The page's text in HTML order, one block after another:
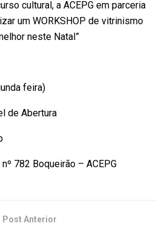
cultural, a ACEPG em parceria
um WORKSHOP de vitrinismo
neste Natal”
feira)
de Abertura
782 Boqueirão – ACEPG
Post Anterior